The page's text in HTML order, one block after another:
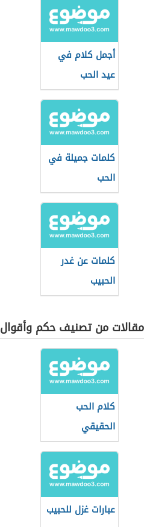
أجمل كلام في
عيد الحب
كلمات جميلة في
الحب
كلمات عن غدر
الحبيب
مقالات من تصنيف حكم وأقوال
كلام الحب
الحقيقي
عبارات غزل للحبيب